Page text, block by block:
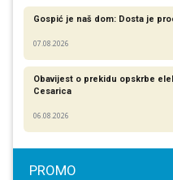
Gospić je naš dom: Dosta je
07.08.2026
Obavijest o prekidu opskrbe
Cesarica
06.08.2026
PROMO